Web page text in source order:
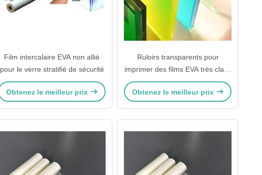
Film intercalaire EVA non allié
pour le verre stratifié de sécurité
Obtenez le meilleur prix
Ruloirs transparents pour
imprimer des films EVA très clairs
pour les sacs et les vêtements
Obtenez le meilleur prix